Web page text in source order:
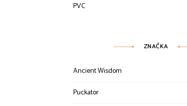
PVC
ZNAČKA
Ancient Wisdom
Puckator